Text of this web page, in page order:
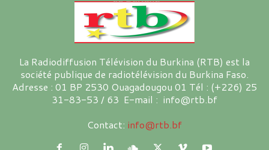
La Radiodiffusion Télévision du Burkina (RTB) est la
société publique de radiotélévision du Burkina Faso.
Adresse : 01 BP 2530 Ouagadougou 01 Tél : (+226) 25
31-83-53 / 63 E-mail : info@rtb.bf
Contact: info@rtb.bf